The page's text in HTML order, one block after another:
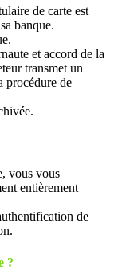
de carte est
banque.
et accord de la
transmet un
procédure de
vous vous
entièrement
de
?